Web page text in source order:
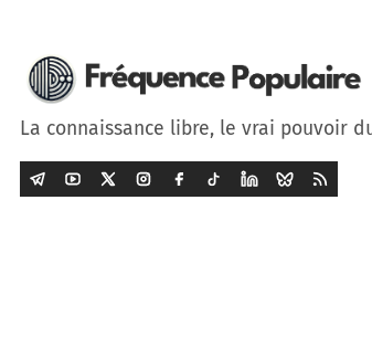
La connaissance libre, le vrai pouvoir